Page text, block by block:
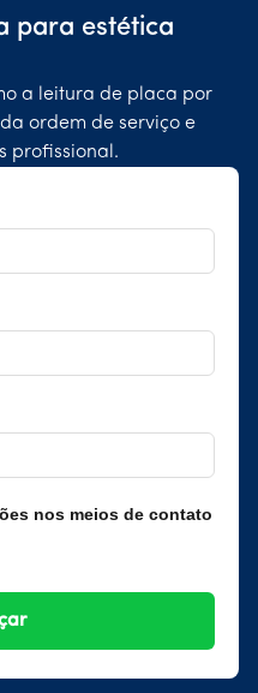
para estética
a leitura de placa por
ordem de serviço e
profissional.
nos meios de contato